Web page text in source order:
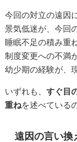
今回の対立の遠因
景気低迷が、今回
睡眠不足の積み重
制度変更への不満
幼少期の経験が、
いずれも、 すぐ目
重ねを述べている
遠因の言い換